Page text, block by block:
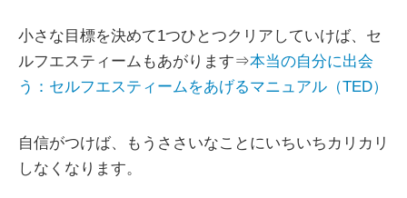
小さな目標を決めて1つひとつクリアしていけば、セ
ルフエスティームもあがります⇒本当の自分に出会
う：セルフエスティームをあげるマニュアル（TED）
自信がつけば、もうささいなことにいちいちカリカリ
しなくなります。